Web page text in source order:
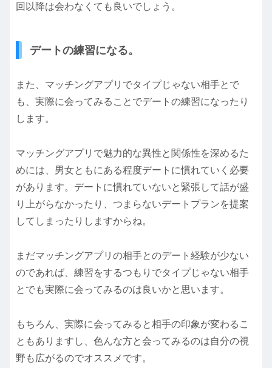
回以降は会わなくても良いでしょう。
デートの練習になる。
また、マッチングアプリでタイプじゃない相手とで
も、実際に会ってみることでデートの練習になったり
します。
マッチングアプリで魅力的な異性と関係性を深めるた
めには、男女ともにある程度デートに慣れていく必要
があります。デートに慣れていないと緊張して話が盛
り上がらなかったり、つまらないデートプランを提案
してしまったりしますからね。
まだマッチングアプリの相手とのデート経験が少ない
のであれば、練習をするつもりでタイプじゃない相手
とでも実際に会ってみるのは良いかと思います。
もちろん、実際に会ってみると相手の印象が変わるこ
ともありますし、色んな方と会ってみるのは自分の視
野も広がるのでオススメです。